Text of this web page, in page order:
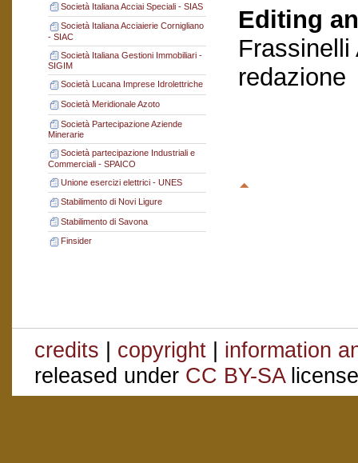
Società Italiana Acciai Speciali - SIAS
Società Italiana Acciaierie Cornigliano
- SIAC
Società Italiana Gestioni Immobiliari -
SIGIM
Società Lucana Imprese Idrolettriche
Società Meridionale Azoto
Società Partecipazione Aziende
Minerarie
Società partecipazione Industriali e
Commerciali - SPAICO
Unione esercizi elettrici - UNES
Stabilimento di Novi Ligure
Stabilimento di Savona
Finsider
Editing
Frassinelli
redazione
credits | copyright | information
released under CC BY-SA